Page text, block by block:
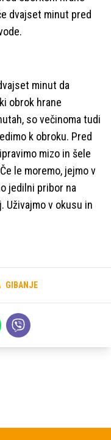
dvajset minut pred
minut da
obrok hrane
so večinoma tudi
k obroku. Pred
mizo in šele
le moremo, jejmo v
jedilni pribor na
Uživajmo v okusu in
GIBANJE